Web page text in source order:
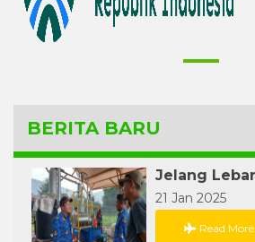
BERITA BARU
21 Jan 2025
Read More